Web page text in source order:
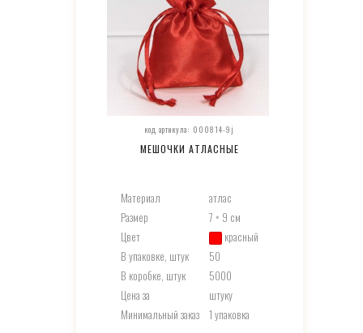
код артикула: 000814-9j
МЕШОЧКИ АТЛАСНЫЕ
Материал
атлас
Размер
7 × 9 см
Цвет
красный
В упаковке, штук
50
В коробке, штук
5000
Цена за
штуку
Минимальный заказ
1 упаковка